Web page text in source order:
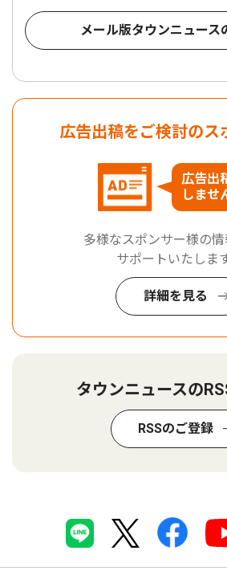
メール版タウンニュース
広告出稿をご検討のス
広告出
しませ
多様なスポンサー様の
サポートいたします
詳細を見る
タウンニュースの
RSSのご登録